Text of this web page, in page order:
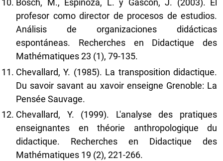
Bosch, M., Espinoza, L. y Gascón, J. (2003). El
profesor como director de procesos de estudios.
Análisis de organizaciones didácticas
espontáneas. Recherches en Didactique des
Mathématiques 23 (1), 79-135.
Chevallard, Y. (1985). La transposition didactique.
Du savoir savant au xavoir enseigne Grenoble: La
Pensée Sauvage.
Chevallard, Y. (1999). L'analyse des pratiques
enseignantes en théorie anthropologique du
didactique. Recherches en Didactique des
Mathématiques 19 (2), 221-266.